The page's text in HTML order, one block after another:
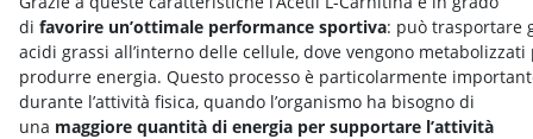
di favorire un’ottimale performance sportiva: può trasportare
acidi grassi all’interno delle cellule, dove vengono metabolizzati
produrre energia. Questo processo è particolarmente
durante l’attività fisica, quando l’organismo ha bisogno di
una maggiore quantità di energia per supportare l’attività